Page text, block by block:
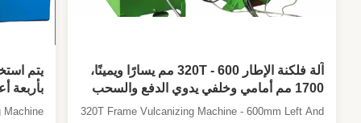
آلة فلكنة الإطار 320T - 600 مم يسارًا ويمينًا،
1700 مم أمامي وخلفي يدوي الدفع والسحب
آلة تشكيل بالضغط الساخن
320T Frame Vulcanizing Machine - 600mm Left And
يتم
بأربعة
مع
Machine